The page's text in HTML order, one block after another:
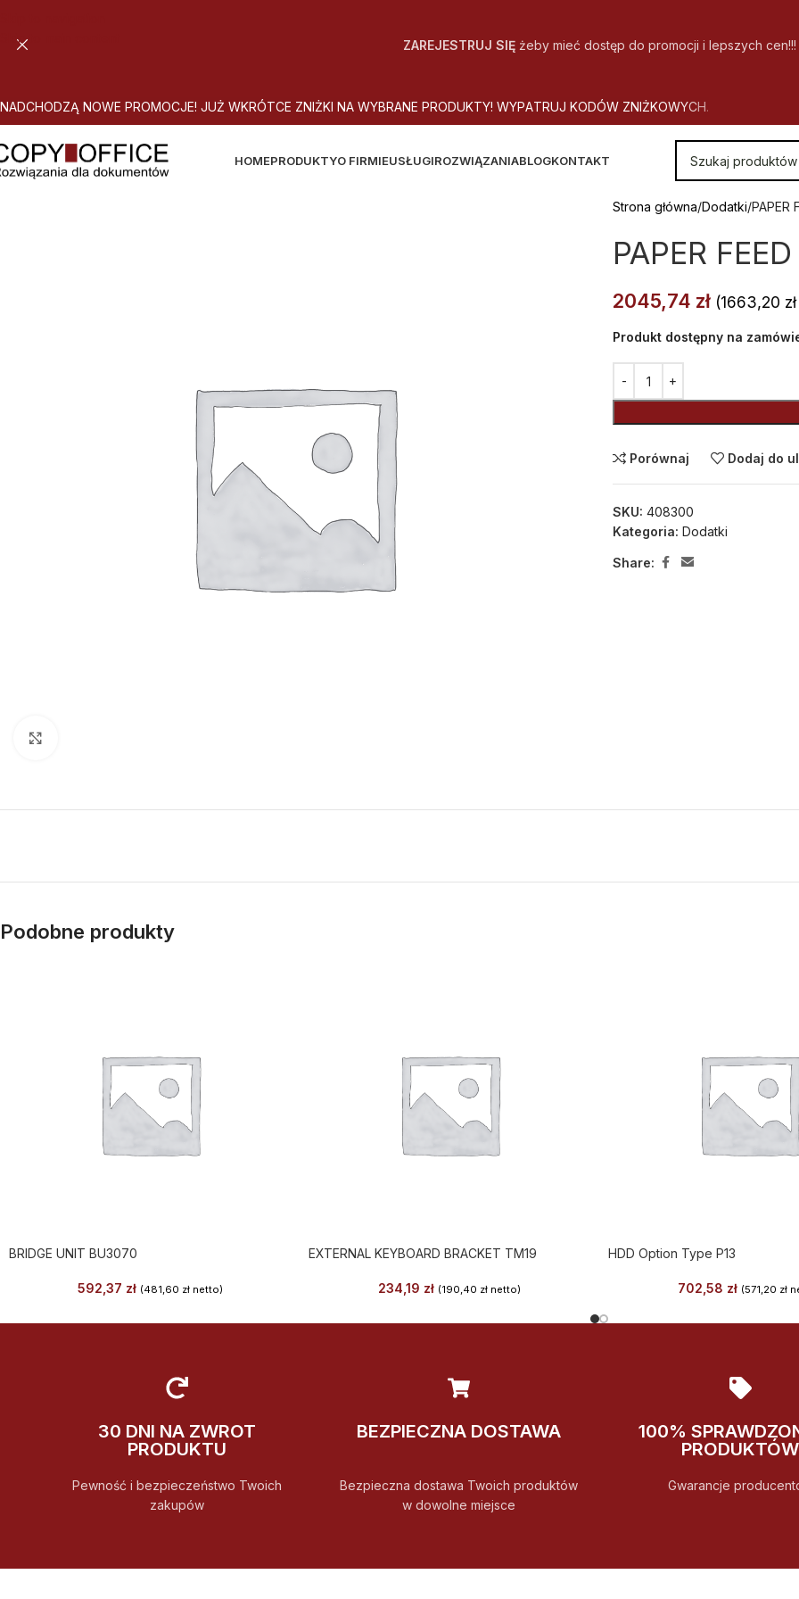
Skip to main content
ZAREJESTRUJ SIĘżeby mieć dostęp do promocji i lepszych cen!!!
NADCHODZĄ NOWE PROMOCJE! JUŻ WKRÓTCE ZNIŻKI NA WYBRANE PRODUKTY! WYPATRUJ KODÓW ZNIŻKOWYCH.
HOMEPRODUKTYO FIRMIEUSŁUGIROZWIĄZANIABLOGKONTAKT
Strona główna Dodatki PAPER
PAPER
2045,74 zł (1663,20 zł
Produkt dostępny na
Porównaj Dodaj do
SKU: 408300
Kategoria: Dodatki
Share:
Podobne produkty
BRIDGE UNIT BU3070
592,37 zł (481,60 złnetto)
EXTERNAL KEYBOARD BRACKET TM19
234,19 zł (190,40 zł netto)
HDD Option Type P13
702,58 zł (571,20 zł
30 DNI NA ZWROT
PRODUKTU
Pewność i bezpieczeństwo Twoich
zakupów
BEZPIECZNA DOSTAWA
Bezpieczna dostawa Twoich produktów
w dowolne miejsce
100%
PRODUKTÓW
Gwarancje